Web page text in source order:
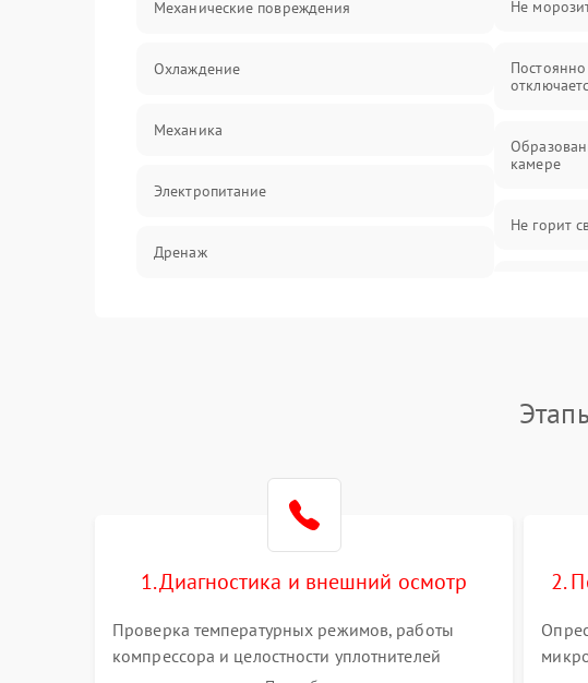
Механические повреждения
Охлаждение
Механика
Электропитание
Дренаж
Не
камере
Не горит
Поломка
Не
1. Диагностика и внешний осмотр
Проверка температурных режимов, работы
компрессора и целостности уплотнителей
2.